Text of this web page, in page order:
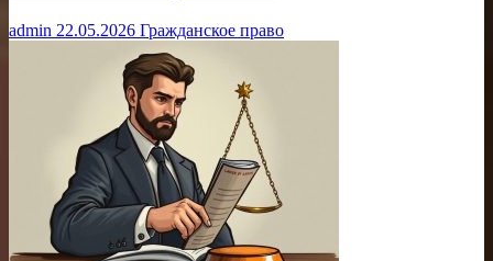
admin 22.05.2026 Гражданское право